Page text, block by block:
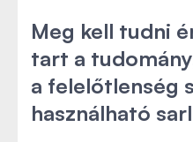
Meg kell tudni
tart a
a felelőtlenség
használható